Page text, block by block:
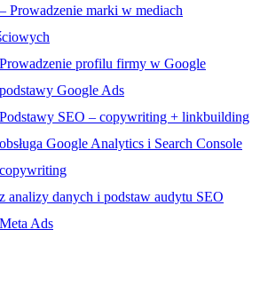
Prowadzenie marki w mediach
profilu firmy w Google
Google Ads
SEO – copywriting + linkbuilding
Google Analytics i Search Console
analizy danych i podstaw audytu SEO
Ads